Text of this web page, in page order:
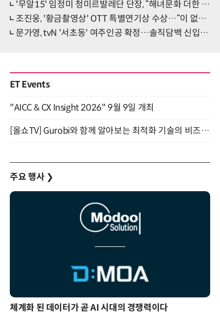
'무알15' 임정미 청미르발레단 단장, “해녀문화 더한 발레, 새 소통 계기”
조진웅, '황금촬영상' OTT 특별연기상 수상…“이 없으면 잇몸, '노 웨이 아웃' 팀에 영광”
문가영, tvN '서초동' 여주인공 확정…솔직담백 신입 변호사 변신
ET Events
"AICC & CX Insight 2026" 9월 9일 개최
[올쇼TV] Gurobi와 함께 알아보는 최적화 기술의 비즈니스 활용 (8월 20일 생방송)
주요 행사 ❯
체계화 된 데이터가 곧 AI 시대의 경쟁력이다